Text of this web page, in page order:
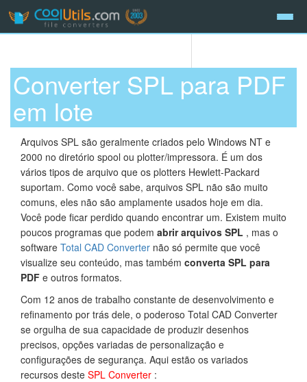
Converter SPL para PDF
em lote
Arquivos SPL são geralmente criados pelo Windows NT e
2000 no diretório spool ou plotter/impressora. É um dos
vários tipos de arquivo que os plotters Hewlett-Packard
suportam. Como você sabe, arquivos SPL não são muito
comuns, eles não são amplamente usados hoje em dia.
Você pode ficar perdido quando encontrar um. Existem muito
poucos programas que podem abrir arquivos SPL , mas o
software Total CAD Converter não só permite que você
visualize seu conteúdo, mas também converta SPL para
PDF e outros formatos.
Com 12 anos de trabalho constante de desenvolvimento e
refinamento por trás dele, o poderoso Total CAD Converter
se orgulha de sua capacidade de produzir desenhos
precisos, opções variadas de personalização e
configurações de segurança. Aqui estão os variados
recursos deste SPL Converter :